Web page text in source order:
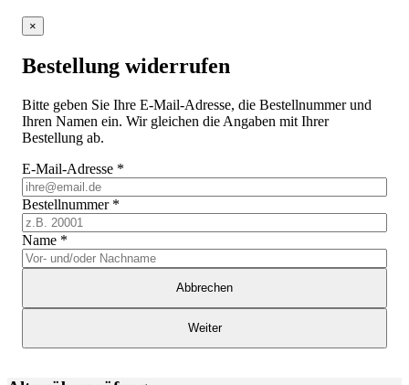
×
Bestellung widerrufen
Bitte geben Sie Ihre E-Mail-Adresse, die Bestellnummer und
Ihren Namen ein. Wir gleichen die Angaben mit Ihrer
Bestellung ab.
E-Mail-Adresse *
Bestellnummer *
Name *
Abbrechen
Weiter